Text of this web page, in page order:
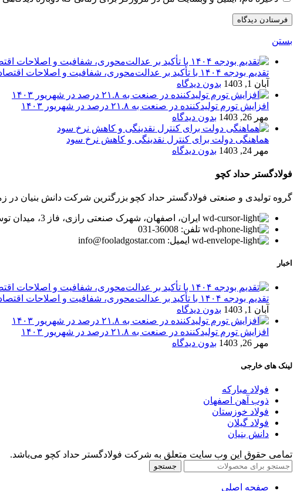
بستن
تقدیم بودجه ۱۴۰۴ با تأکید بر عدالت‌محوری، شفافیت و اصلاحات اقتصادی
آبان 1, 1403
بدون دیدگاه
افزایش تورم تولیدکننده در صنعت به ۲۱.۸ درصد در شهریور ۱۴۰۳
مهر 26, 1403
بدون دیدگاه
هماهنگی دولت برای کنترل نقدینگی و کاهش نرخ سود
مهر 24, 1403
بدون دیدگاه
فولادگستر حداد کچو
گروه تولیدی و صنعتی فولادگستر حداد کچو بزرگترین شرکت دانش بنیان در زمینه تولید لوله و پروفیل
ایران، اصفهان، شهرک صنعتی رازی، فاز 3، میدان توسعه، بلوار پیشتازان
تلفن: 36008-031
ایمیل: info@fooladgostar.com
اخبار
تقدیم بودجه ۱۴۰۴ با تأکید بر عدالت‌محوری، شفافیت و اصلاحات اقتصادی
آبان 1, 1403
بدون دیدگاه
افزایش تورم تولیدکننده در صنعت به ۲۱.۸ درصد در شهریور ۱۴۰۳
مهر 26, 1403
بدون دیدگاه
لینک های خارجی
فولاد مبارکه
ذوب آهن اصفهان
فولاد خوزستان
فولاد گیلان
دانش بنیان
تمامی حقوق این وب سایت متعلق به شرکت فولادگستر حداد کچو می‌باشد.
جستجو
صفحه اصلی